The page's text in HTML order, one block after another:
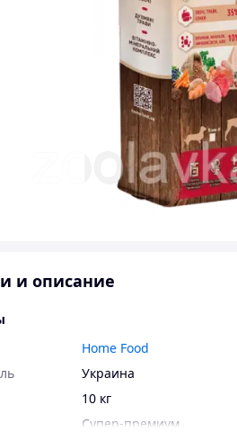
и описание
Home Food
Украина
10 кг
Супер-премиум